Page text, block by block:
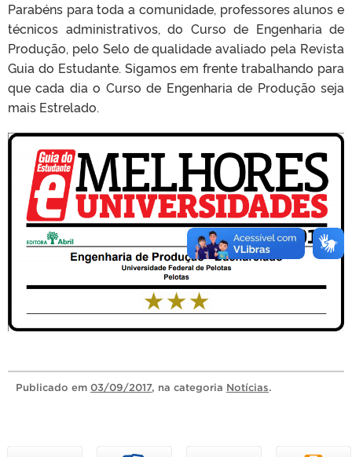
Parabéns para toda a comunidade, professores alunos e
técnicos administrativos, do Curso de Engenharia de
Produção, pelo Selo de qualidade avaliado pela Revista
Guia do Estudante. Sigamos em frente trabalhando para
que cada dia o Curso de Engenharia de Produção seja
mais Estrelado.
Publicado em 03/09/2017, na categoria Notícias.